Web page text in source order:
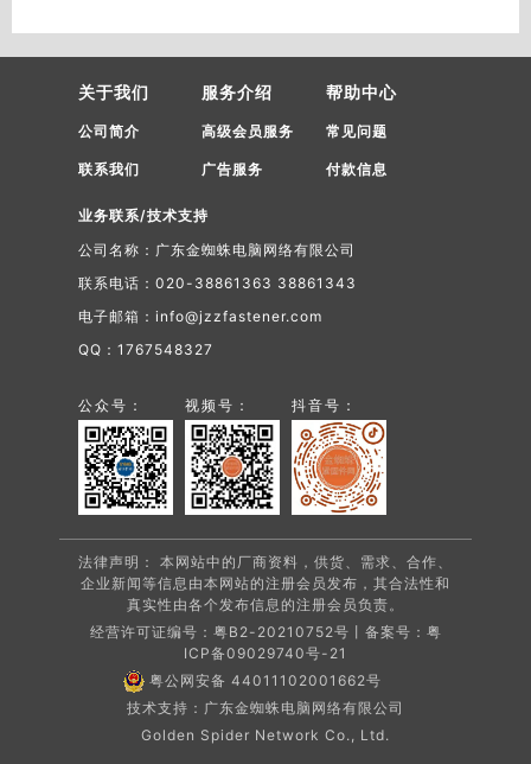
关于我们
公司简介
联系我们
服务介绍
高级会员服务
广告服务
帮助中心
常见问题
付款信息
业务联系/技术支持
公司名称：广东金蜘蛛电脑网络有限公司
联系电话：020-38861363 38861343
电子邮箱：info@jzzfastener.com
QQ：1767548327
公众号： 视频号： 抖音号：
法律声明： 本网站中的厂商资料，供货、需求、合作、
企业新闻等信息由本网站的注册会员发布，其合法性和
真实性由各个发布信息的注册会员负责。
经营许可证编号：粤B2-20210752号丨备案号： 粤
ICP备09029740号-21
粤公网安备 44011102001662号
技术支持：广东金蜘蛛电脑网络有限公司
Golden Spider Network Co., Ltd.